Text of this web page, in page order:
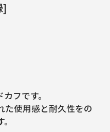
]
フです。
た使用感と耐久性をの